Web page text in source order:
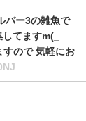
バー3の雑魚で
てますm(_
すので 気軽にお